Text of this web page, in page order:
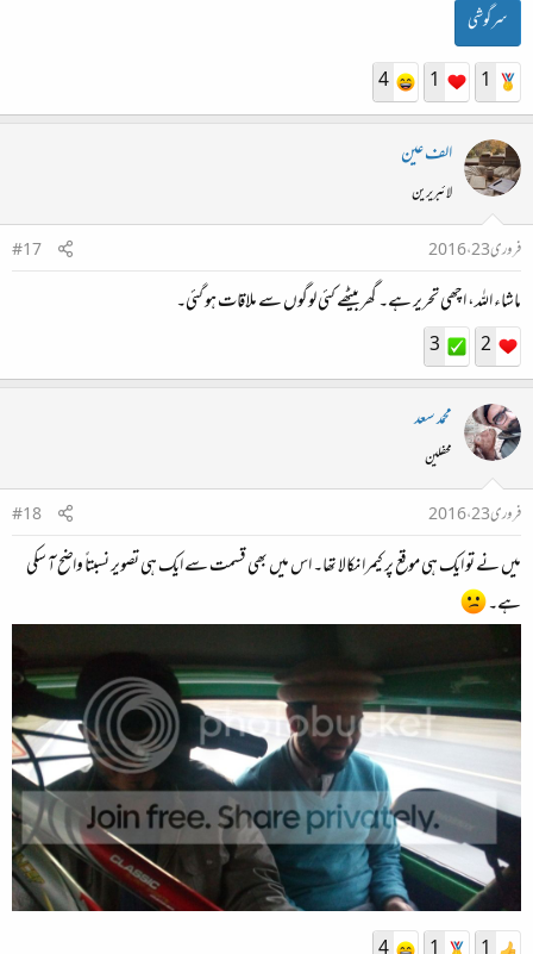
سرگوشی
1
1
4
الف عین
لائبریرین
فروری 23، 2016
#17
ماشاء اللہ، اچھی تحریر ہے۔ گھر بیٹھے کئی لوگوں سے ملاقات ہو گئی۔
2
3
محمد سعد
محفلین
فروری 23، 2016
#18
میں نے تو ایک ہی موقع پر کیمرا نکالا تھا۔ اس میں بھی قسمت سے ایک ہی تصویر نسبتاً واضح آ سکی
ہے۔